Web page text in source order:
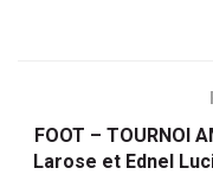
FOOT – TOURNOI
Larose et Ednel